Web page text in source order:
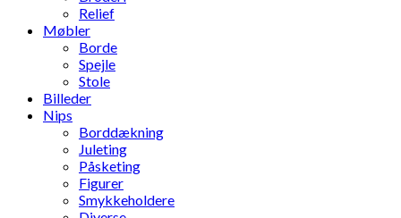
Relief
Møbler
Borde
Spejle
Stole
Billeder
Nips
Borddækning
Juleting
Påsketing
Figurer
Smykkeholdere